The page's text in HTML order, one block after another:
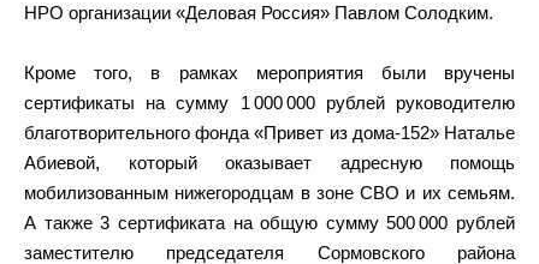
НРО организации «Деловая Россия» Павлом Солодким.
Кроме того, в рамках мероприятия были вручены
сертификаты на сумму 1 000 000 рублей руководителю
благотворительного фонда «Привет из дома-152» Наталье
Абиевой, который оказывает адресную помощь
мобилизованным нижегородцам в зоне СВО и их семьям.
А также 3 сертификата на общую сумму 500 000 рублей
заместителю председателя Сормовского района